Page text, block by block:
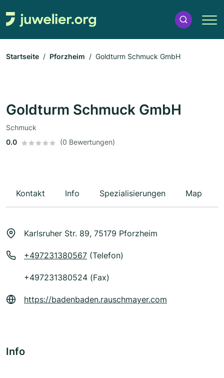
Startseite Pforzheim Goldturm Schmuck GmbH
Goldturm Schmuck GmbH
Schmuck
0.0
(0 Bewertungen)
Kontakt Info Spezialisierungen Map
Karlsruher Str. 89, 75179 Pforzheim
+497231380567 (Telefon)
+497231380524 (Fax)
https://badenbaden.rauschmayer.com
Info